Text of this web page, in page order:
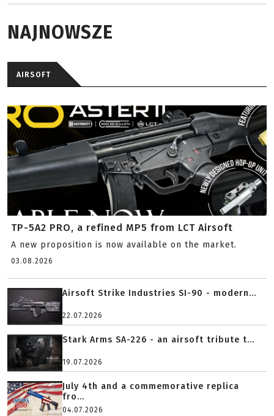
NAJNOWSZE
AIRSOFT
TP-5A2 PRO, a refined MP5 from LCT Airsoft
A new proposition is now available on the market.
03.08.2026
Airsoft Strike Industries SI-90 - modern...
22.07.2026
Stark Arms SA-226 - an airsoft tribute t...
19.07.2026
July 4th and a commemorative replica
fro...
04.07.2026